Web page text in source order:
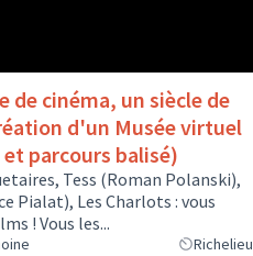
de cinéma, un siècle de
d'un Musée virtuel
parcours balisé)
Tess (Roman Polanski),
Pialat), Les Charlots : vous
! Vous les...
Richelieu